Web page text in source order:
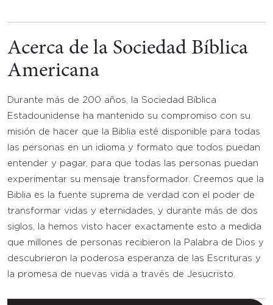
Acerca de la Sociedad Bíblica
Americana
Durante más de 200 años, la Sociedad Bíblica
Estadounidense ha mantenido su compromiso con su
misión de hacer que la Biblia esté disponible para todas
las personas en un idioma y formato que todos puedan
entender y pagar, para que todas las personas puedan
experimentar su mensaje transformador. Creemos que la
Biblia es la fuente suprema de verdad con el poder de
transformar vidas y eternidades, y durante más de dos
siglos, la hemos visto hacer exactamente esto a medida
que millones de personas recibieron la Palabra de Dios y
descubrieron la poderosa esperanza de las Escrituras y
la promesa de nuevas vida a través de Jesucristo.